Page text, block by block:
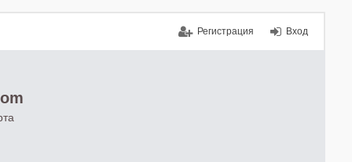
Вход
Регистрация